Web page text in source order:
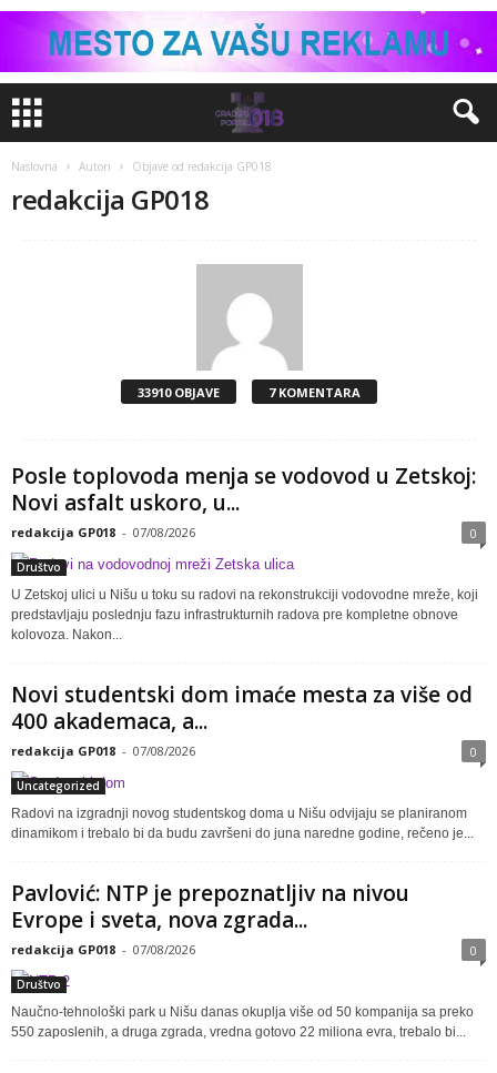
Naslovna Autori Objave od redakcija GP018
redakcija GP018
33910 OBJAVE 7 KOMENTARA
Posle toplovoda menja se vodovod u Zetskoj:
Novi asfalt uskoro, u...
redakcija GP018 - 07/08/2026 0
Društvo
U Zetskoj ulici u Nišu u toku su radovi na rekonstrukciji vodovodne mreže, koji
predstavljaju poslednju fazu infrastrukturnih radova pre kompletne obnove
kolovoza. Nakon...
Novi studentski dom imaće mesta za više od
400 akademaca, a...
redakcija GP018 - 07/08/2026 0
Uncategorized
Radovi na izgradnji novog studentskog doma u Nišu odvijaju se planiranom
dinamikom i trebalo bi da budu završeni do juna naredne godine, rečeno je...
Pavlović: NTP je prepoznatljiv na nivou
Evrope i sveta, nova zgrada...
redakcija GP018 - 07/08/2026 0
Društvo
Naučno-tehnološki park u Nišu danas okuplja više od 50 kompanija sa preko
550 zaposlenih, a druga zgrada, vredna gotovo 22 miliona evra, trebalo bi...